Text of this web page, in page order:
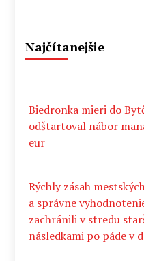
Najčítanejšie
Biedronka mieri do
odštartoval nábor
eur
Rýchly zásah
a správne
zachránili v stredu
následkami po páde v